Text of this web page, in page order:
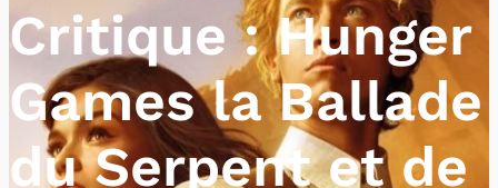
Critique : Hunger
Games la Ballade
du Serpent et de